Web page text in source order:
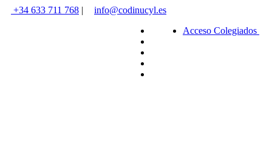
+34 633 711 768 |
info@codinucyl.es
Acceso Colegiados